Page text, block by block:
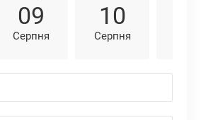
09
Серпня
10
Серпня